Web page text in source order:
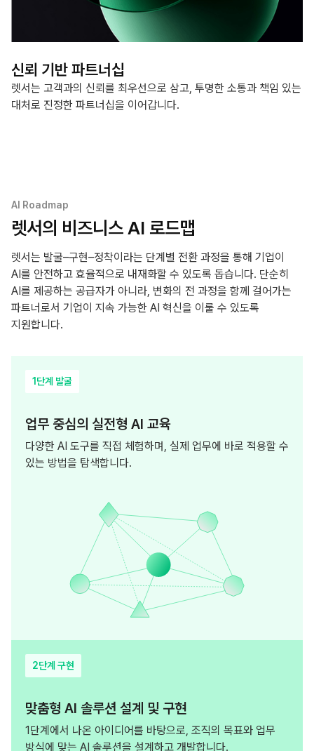
신뢰 기반 파트너십
렛서는 고객과의 신뢰를 최우선으로 삼고, 투명한 소통과 책임 있는
대처로 진정한 파트너십을 이어갑니다.
AI Roadmap
렛서의 비즈니스 AI 로드맵
렛서는 발굴–구현–정착이라는 단계별 전환 과정을 통해 기업이
AI를 안전하고 효율적으로 내재화할 수 있도록 돕습니다. 단순히
AI를 제공하는 공급자가 아니라, 변화의 전 과정을 함께 걸어가는
파트너로서 기업이 지속 가능한 AI 혁신을 이룰 수 있도록
지원합니다.
1단계 발굴
업무 중심의 실전형 AI 교육
다양한 AI 도구를 직접 체험하며, 실제 업무에 바로 적용할 수
있는 방법을 탐색합니다.
2단계 구현
맞춤형 AI 솔루션 설계 및 구현
1단계에서 나온 아이디어를 바탕으로, 조직의 목표와 업무
방식에 맞는 AI 솔루션을 설계하고 개발합니다.